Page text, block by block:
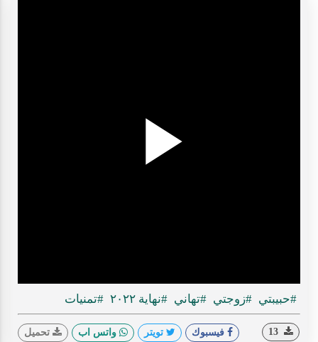
Play
#حبيبتي #زوجتي #تهاني #نهاية ٢٠٢٢ #تمنيات
فيسبوك تويتر واتس اب تحميل